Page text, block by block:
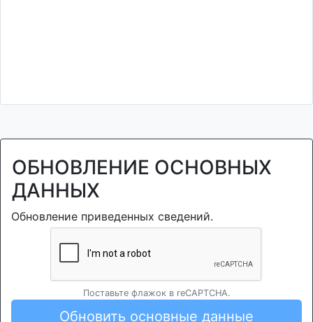
ОБНОВЛЕНИЕ ОСНОВНЫХ
ДАННЫХ
Обновление приведенных сведений.
Поставьте флажок в reCAPTCHA.
Обновить основные данные